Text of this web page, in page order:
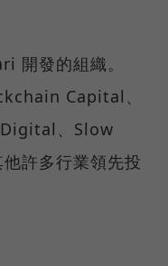
開發的組織。
Capital、
、Slow
許多行業領先投